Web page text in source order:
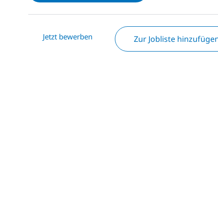
Jetzt bewerben Zur Jobliste